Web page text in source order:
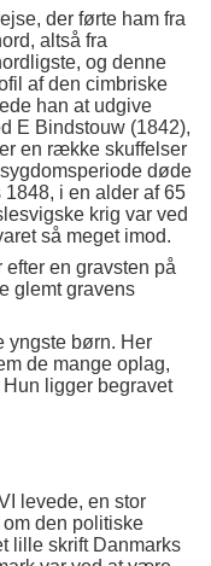
der førte ham fra
altså fra
og denne
af den cimbriske
han at udgive
E Bindstouw (1842),
en række skuffelser
døde
i en alder af 65
krig var ved
så meget imod.
en gravsten på
glemt gravens
yngste børn. Her
de mange oplag,
ligger begravet
levede, en stor
den politiske
lille skrift Danmarks